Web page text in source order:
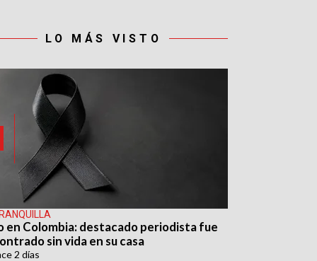
LO MÁS VISTO
en Colombia: destacado periodista fue
sin vida en su casa
2 días